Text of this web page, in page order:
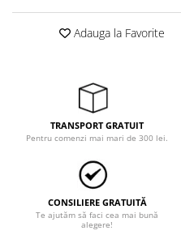
Vizibilitate înalta hi-vis
îmbrăcăminte de lucru
înaltă vizibilitate hi-vis
Combinezoane
Pantaloni
Pantaloni scurti
Adauga la Favorite
TRANSPORT GRATUIT
Pentru comenzi mai mari de 300 lei.
CONSILIERE GRATUITĂ
Te ajutăm să faci cea mai bună
alegere!